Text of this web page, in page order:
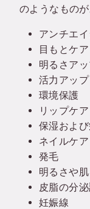
のようなものが
アンチエ
目もとケア
明るさア
活力アップ
環境保護
リップケア
保湿およ
ネイルケア
発毛
明るさや
皮脂の分
妊娠線